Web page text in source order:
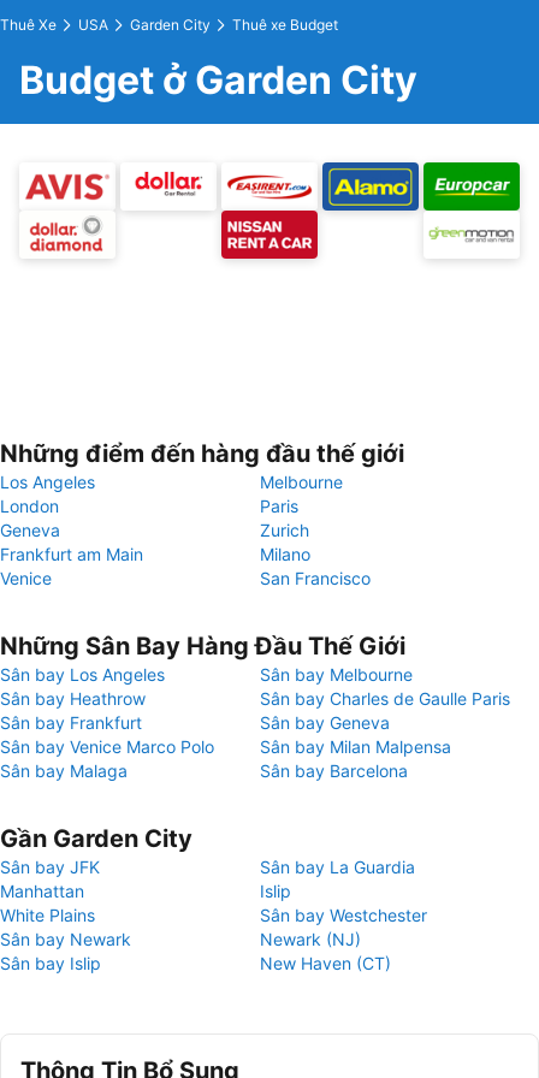
Thuê Xe USA Garden City Thuê xe Budget
Budget ở Garden City
Những điểm đến hàng đầu thế giới
Los Angeles
Melbourne
London
Paris
Geneva
Zurich
Frankfurt am Main
Milano
Venice
San Francisco
Những Sân Bay Hàng Đầu Thế Giới
Sân bay Los Angeles
Sân bay Melbourne
Sân bay Heathrow
Sân bay Charles de Gaulle Paris
Sân bay Frankfurt
Sân bay Geneva
Sân bay Venice Marco Polo
Sân bay Milan Malpensa
Sân bay Malaga
Sân bay Barcelona
Gần Garden City
Sân bay JFK
Sân bay La Guardia
Manhattan
Islip
White Plains
Sân bay Westchester
Sân bay Newark
Newark (NJ)
Sân bay Islip
New Haven (CT)
Thông Tin Bổ Sung